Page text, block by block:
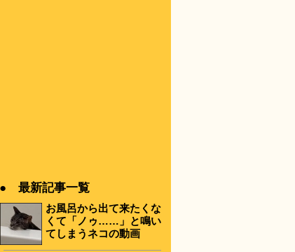
● 最新記事一覧
お風呂から出て来たくな
くて「ノゥ……」と鳴い
てしまうネコの動画